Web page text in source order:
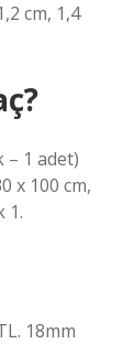
cm, 1,4
– 1 adet)
x 100 cm,
1.
18mm